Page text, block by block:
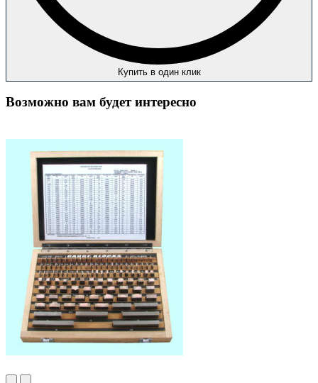
Купить в один клик
Возможно вам будет интересно